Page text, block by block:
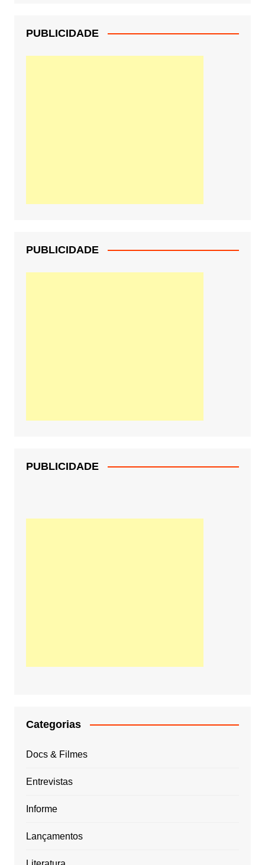
PUBLICIDADE
PUBLICIDADE
PUBLICIDADE
Categorias
Docs & Filmes
Entrevistas
Informe
Lançamentos